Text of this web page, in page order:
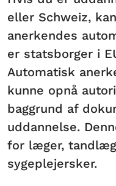
eller Schweiz,
anerkendes
er statsborger i
Automatisk
kunne opnå
baggrund af
uddannelse.
for læger,
sygeplejersker.